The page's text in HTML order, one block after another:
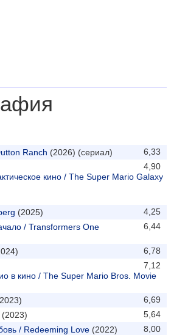
6,33
Ranch (2026) (сериал)
4,90
кино / The Super Mario Galaxy
4,25
(2025)
6,44
/ Transformers One
6,78
7,12
в кино / The Super Mario Bros. Movie
6,69
5,64
(2023)
8,00
/ Redeeming Love (2022)